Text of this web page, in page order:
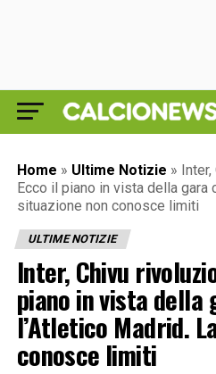
Home » Ultime Notizie »
Ecco il piano in vista della gara
situazione non conosce limiti
ULTIME NOTIZIE
Inter, Chivu
piano in vista
l’Atletico Madrid.
conosce limiti